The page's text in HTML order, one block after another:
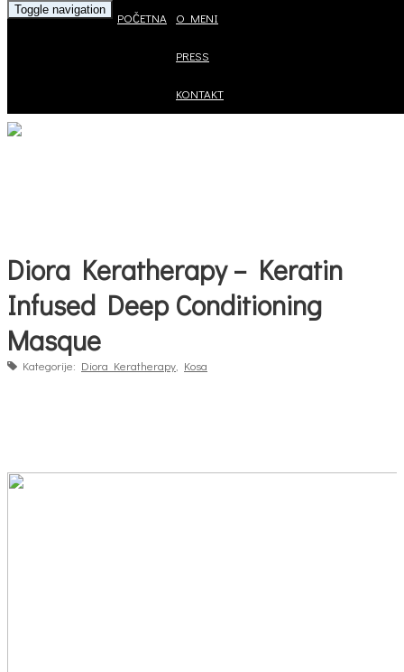
Toggle navigation
POČETNA O MENI
PRESS
KONTAKT
Diora Keratherapy – Keratin
Infused Deep Conditioning
Masque
Kategorije: Diora Keratherapy Kosa